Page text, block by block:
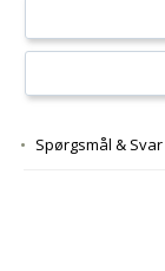
Spørgsmål & Svar